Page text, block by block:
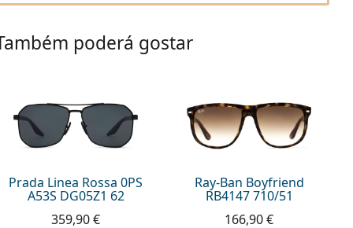
poderá gostar
Prada Linea Rossa 0PS
A53S DG05Z1 62
359,90 €
Ray-Ban Boyfriend
RB4147 710/51
166,90 €